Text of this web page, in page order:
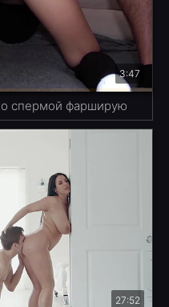
3:47
спермой фарширую
27:52